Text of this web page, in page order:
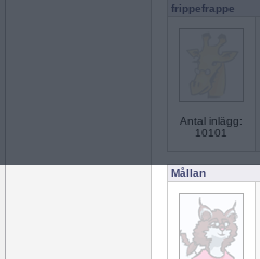
frippefrappe
Antal inlägg:
10101
Mållan